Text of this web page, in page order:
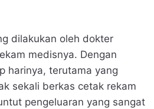
dilakukan oleh dokter
medisnya. Dengan
harinya, terutama yang
sekali berkas cetak rekam
pengeluaran yang sangat